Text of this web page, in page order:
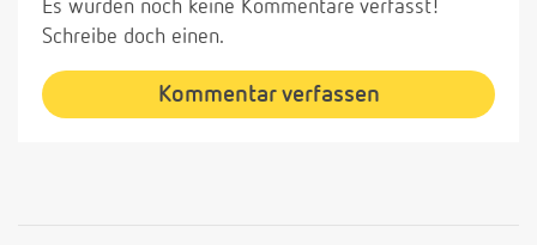
Es wurden noch keine Kommentare verfasst!
Schreibe doch einen.
Kommentar verfassen